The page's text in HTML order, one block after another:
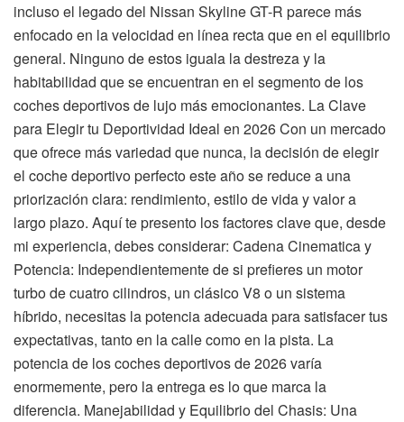
incluso el legado del Nissan Skyline GT-R parece más
enfocado en la velocidad en línea recta que en el equilibrio
general. Ninguno de estos iguala la destreza y la
habitabilidad que se encuentran en el segmento de los
coches deportivos de lujo más emocionantes. La Clave
para Elegir tu Deportividad Ideal en 2026 Con un mercado
que ofrece más variedad que nunca, la decisión de elegir
el coche deportivo perfecto este año se reduce a una
priorización clara: rendimiento, estilo de vida y valor a
largo plazo. Aquí te presento los factores clave que, desde
mi experiencia, debes considerar: Cadena Cinematica y
Potencia: Independientemente de si prefieres un motor
turbo de cuatro cilindros, un clásico V8 o un sistema
híbrido, necesitas la potencia adecuada para satisfacer tus
expectativas, tanto en la calle como en la pista. La
potencia de los coches deportivos de 2026 varía
enormemente, pero la entrega es lo que marca la
diferencia. Manejabilidad y Equilibrio del Chasis: Una